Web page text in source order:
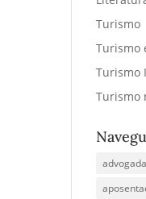
Turismo
Turismo
Turismo
Turismo
advogada